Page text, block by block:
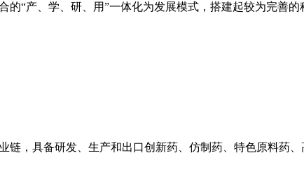
“产、学、研、用”一体化为发展模式，搭建起较为完善的
，具备研发、生产和出口创新药、仿制药、特色原料药